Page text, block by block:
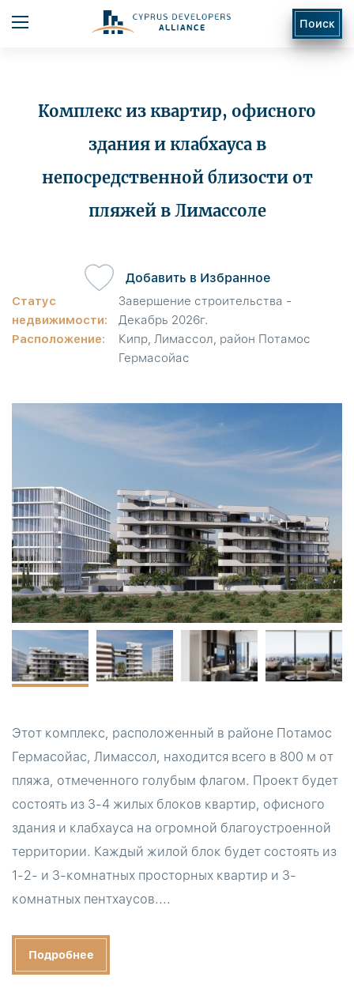
Поиск
Комплекс из квартир, офисного
здания и клабхауса в
непосредственной близости от
пляжей в Лимассоле
Статус
недвижимости:
Завершение строительства -
Декабрь 2026г.
Расположение:
Кипр, Лимассол, район Потамос
Гермасойас
Добавить в Избранное
Этот комплекс, расположенный в районе Потамос
Гермасойас, Лимассол, находится всего в 800 м от
пляжа, отмеченного голубым флагом. Проект будет
состоять из 3-4 жилых блоков квартир, офисного
здания и клабхауса на огромной благоустроенной
территории. Каждый жилой блок будет состоять из
1-2- и 3-комнатных просторных квартир и 3-
комнатных пентхаусов....
Подробнее